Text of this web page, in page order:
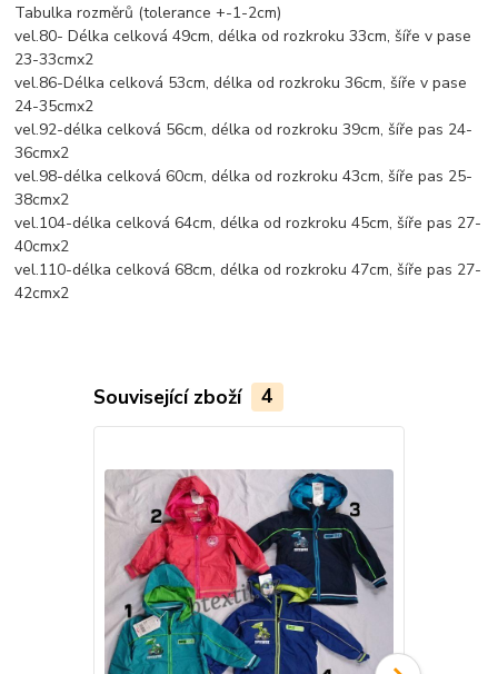
Tabulka rozměrů (tolerance +-1-2cm)
vel.80- Délka celková 49cm, délka od rozkroku 33cm, šíře v pase
23-33cmx2
vel.86-Délka celková 53cm, délka od rozkroku 36cm, šíře v pase
24-35cmx2
vel.92-délka celková 56cm, délka od rozkroku 39cm, šíře pas 24-
36cmx2
vel.98-délka celková 60cm, délka od rozkroku 43cm, šíře pas 25-
38cmx2
vel.104-délka celková 64cm, délka od rozkroku 45cm, šíře pas 27-
40cmx2
vel.110-délka celková 68cm, délka od rozkroku 47cm, šíře pas 27-
42cmx2
Související zboží 4